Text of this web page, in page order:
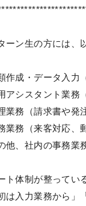
ーン生の方には、
作成・データ入力
アシスタント業務
業務（請求書や発
業務（来客対応、
他、社内の事務業
ト体制が整ってい
は入力業務から